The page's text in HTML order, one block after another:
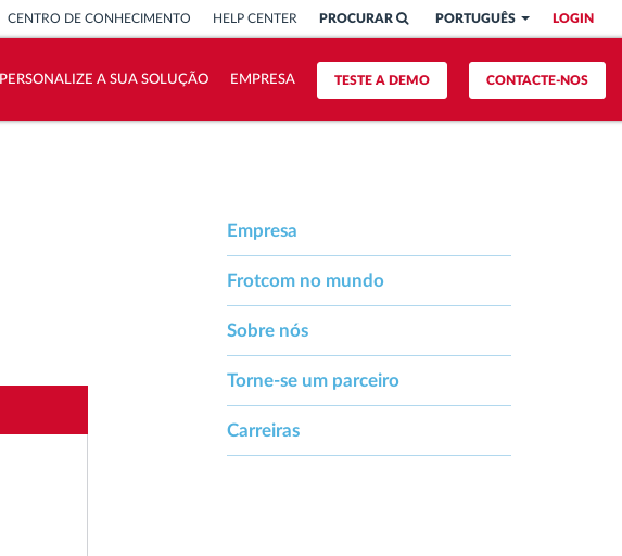
LOGIN
PORTUGUÊS
PROCURAR
CENTRO DE CONHECIMENTO HELP CENTER
CONTACTE-NOS
TESTE A DEMO
PERSONALIZE A SUA SOLUÇÃO EMPRESA
Empresa
Frotcom no mundo
Sobre nós
Torne-se um parceiro
Carreiras